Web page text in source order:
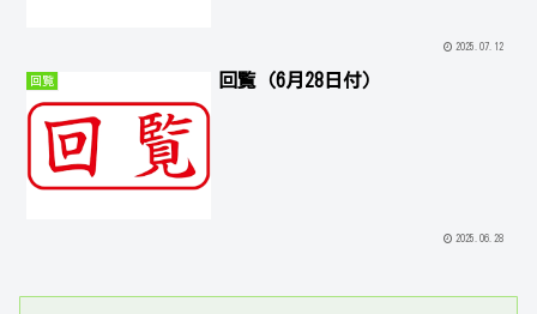
2025.07.12
回覧 回覧（6月28日付）
2025.06.28